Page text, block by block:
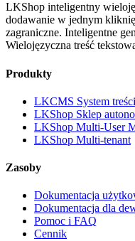
LKShop inteligentny
dodawanie w jednym
zagraniczne. Inteligentne
Wielojęzyczna treść
Produkty
LKCMS System
LKShop Sklep
LKShop Multi-User
LKShop Multi-tenant
Zasoby
Dokumentacja
Dokumentacja dla
Pomoc i FAQ
Cennik